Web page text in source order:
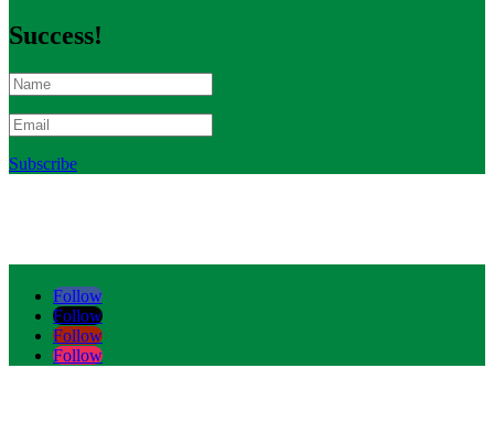
Success!
Subscribe
Follow
Follow
Follow
Follow